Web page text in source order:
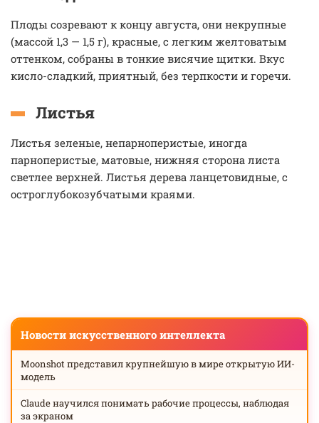
Плоды созревают к концу августа, они некрупные
(массой 1,3 — 1,5 г), красные, с легким желтоватым
оттенком, собраны в тонкие висячие щитки. Вкус
кисло-сладкий, приятный, без терпкости и горечи.
Листья
Листья зеленые, непарноперистые, иногда
парноперистые, матовые, нижняя сторона листа
светлее верхней. Листья дерева ланцетовидные, с
остроглубокозубчатыми краями.
Новости искусственного интеллекта
Moonshot представил крупнейшую в мире открытую ИИ-
модель
Claude научился понимать рабочие процессы, наблюдая
за экраном